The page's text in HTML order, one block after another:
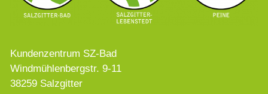
Kundenzentrum SZ-Bad
Windmühlenbergstr. 9-11
38259 Salzgitter